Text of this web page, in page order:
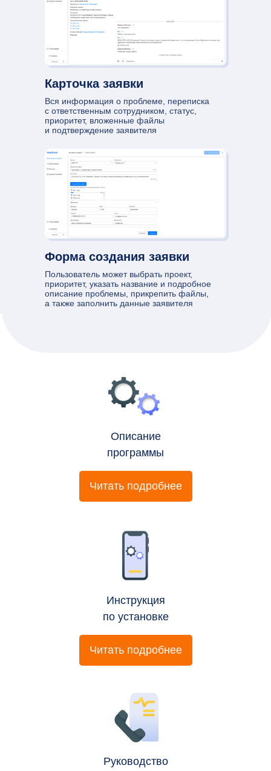
Форма создания заявки
Пользователь может выбрать проект,
приоритет, указать название и подробное
описание проблемы, прикрепить файлы,
а также заполнить данные заявителя
Карточка заявки
Вся информация о проблеме, переписка
с ответственным сотрудником, статус,
приоритет, вложенные файлы
и подтверждение заявителя
Читать подробнее
Описание
программы
Инструкция
по установке
Читать подробнее
Руководство